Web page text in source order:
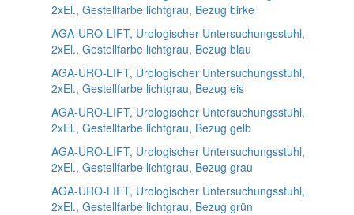
2xEl., Gestellfarbe lichtgrau, Bezug birke
AGA-URO-LIFT, Urologischer Untersuchungsstuhl,
2xEl., Gestellfarbe lichtgrau, Bezug blau
AGA-URO-LIFT, Urologischer Untersuchungsstuhl,
2xEl., Gestellfarbe lichtgrau, Bezug eis
AGA-URO-LIFT, Urologischer Untersuchungsstuhl,
2xEl., Gestellfarbe lichtgrau, Bezug gelb
AGA-URO-LIFT, Urologischer Untersuchungsstuhl,
2xEl., Gestellfarbe lichtgrau, Bezug grau
AGA-URO-LIFT, Urologischer Untersuchungsstuhl,
2xEl., Gestellfarbe lichtgrau, Bezug grün